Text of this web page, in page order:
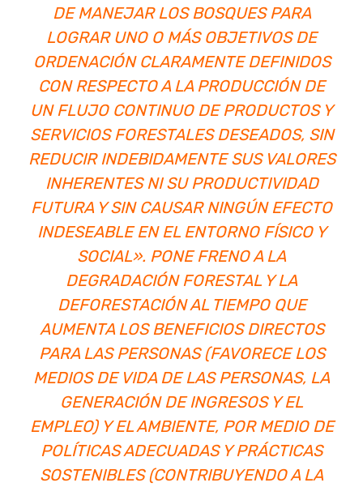
DE MANEJAR LOS BOSQUES PARA
LOGRAR UNO O MÁS OBJETIVOS DE
ORDENACIÓN CLARAMENTEDEFINIDOS
CON RESPECTO A LA PRODUCCIÓN DE
UN FLUJO CONTINUO DE PRODUCTOS Y
SERVICIOS FORESTALES DESEADOS, SIN
REDUCIR INDEBIDAMENTE SUS VALORES
INHERENTES NI SU PRODUCTIVIDAD
FUTURA Y SIN CAUSAR NINGÚN EFECTO
INDESEABLE EN EL ENTORNO FÍSICO Y
SOCIAL». PONE FRENO A LA
DEGRADACIÓN FORESTAL Y LA
DEFORESTACIÓN AL TIEMPO QUE
AUMENTA LOS BENEFICIOS DIRECTOS
PARA LAS PERSONAS (FAVORECE LOS
MEDIOS DE VIDA DE LAS PERSONAS, LA
GENERACIÓN DE INGRESOS Y EL
EMPLEO) Y EL AMBIENTE, POR MEDIO DE
POLÍTICAS ADECUADAS Y PRÁCTICAS
SOSTENIBLES (CONTRIBUYENDO A LA